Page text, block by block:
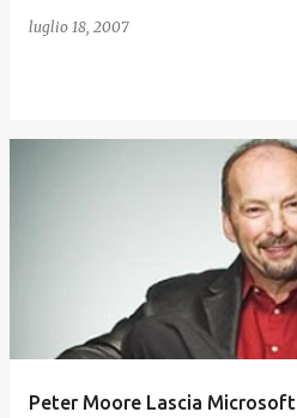
luglio 18, 2007
Peter Moore Lascia Microsoft